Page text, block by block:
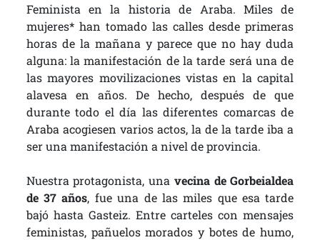
Feminista en la historia de Araba. Miles de
mujeres* han tomado las calles desde primeras
horas de la mañana y parece que no hay duda
alguna: la manifestación de la tarde será una de
las mayores movilizaciones vistas en la capital
alavesa en años. De hecho, después de que
durante todo el día las diferentes comarcas de
Araba acogiesen varios actos, la de la tarde iba a
ser una manifestación a nivel de provincia.
Nuestra protagonista, una vecina de Gorbeialdea
de 37 años, fue una de las miles que esa tarde
bajó hasta Gasteiz. Entre carteles con mensajes
feministas, pañuelos morados y botes de humo,